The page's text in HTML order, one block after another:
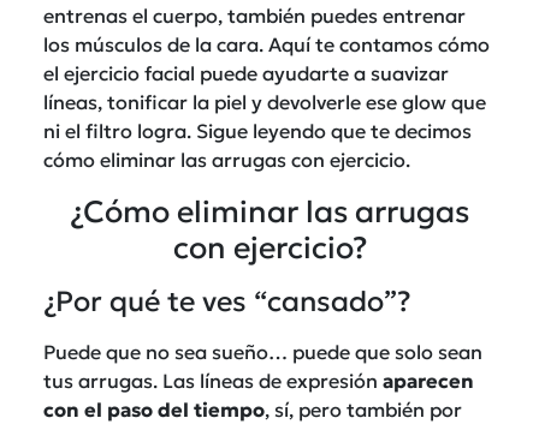
entrenas el cuerpo, también puedes entrenar
los músculos de la cara. Aquí te contamos cómo
el ejercicio facial puede ayudarte a suavizar
líneas, tonificar la piel y devolverle ese glow que
ni el filtro logra. Sigue leyendo que te decimos
cómo eliminar las arrugas con ejercicio.
¿Cómo eliminar las arrugas
con ejercicio?
¿Por qué te ves “cansado”?
Puede que no sea sueño… puede que solo sean
tus arrugas. Las líneas de expresión aparecen
con el paso del tiempo, sí, pero también por